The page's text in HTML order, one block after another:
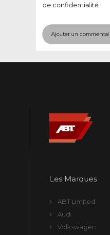
de confidentialité
Les Marques
ABT Limited
Audi
Volkswagen